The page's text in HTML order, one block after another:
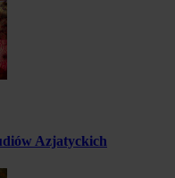
Azjatyckich